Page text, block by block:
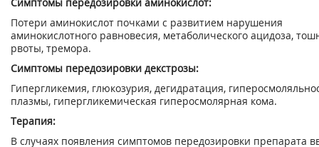
Потери аминокислот почками с развитием нарушения
аминокислотного равновесия, метаболического ацидоза,
рвоты, тремора.
Симптомы передозировки декстрозы:
Гипергликемия, глюкозурия, дегидратация,
плазмы, гипергликемическая гиперосмолярная кома.
Терапия:
В случаях появления симптомов передозировки препарата